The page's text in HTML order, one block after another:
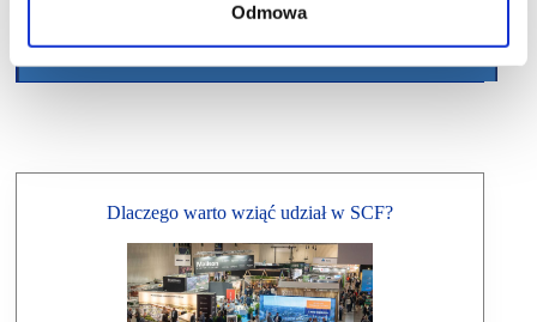
Odmowa
Dlaczego warto wziąć udział w SCF?